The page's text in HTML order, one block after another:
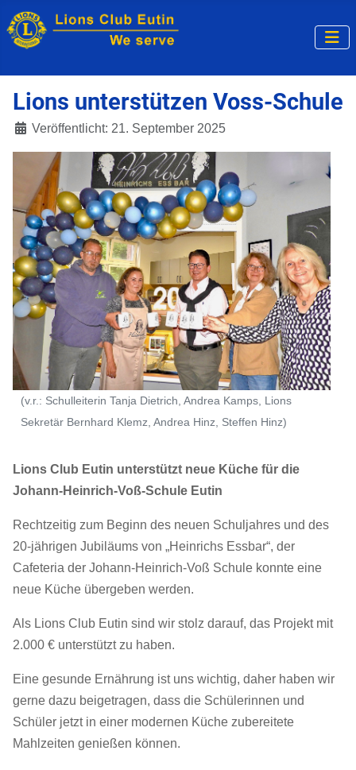
Lions unterstützen Voss-Schule
Veröffentlicht: 21. September 2025
(v.r.: Schulleiterin Tanja Dietrich, Andrea Kamps, Lions
Sekretär Bernhard Klemz, Andrea Hinz, Steffen Hinz)
Lions Club Eutin unterstützt neue Küche für die
Johann-Heinrich-Voß-Schule Eutin
Rechtzeitig zum Beginn des neuen Schuljahres und des
20-jährigen Jubiläums von „Heinrichs Essbar“, der
Cafeteria der Johann-Heinrich-Voß Schule konnte eine
neue Küche übergeben werden.
Als Lions Club Eutin sind wir stolz darauf, das Projekt mit
2.000 € unterstützt zu haben.
Eine gesunde Ernährung ist uns wichtig, daher haben wir
gerne dazu beigetragen, dass die Schülerinnen und
Schüler jetzt in einer modernen Küche zubereitete
Mahlzeiten genießen können.